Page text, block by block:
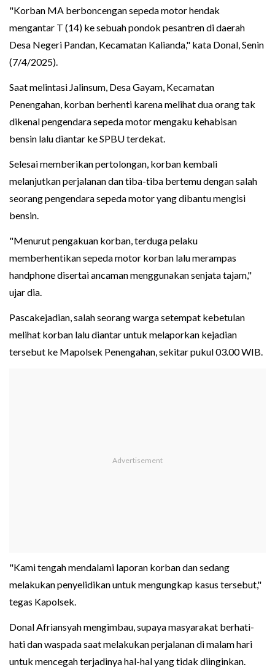
"Korban MA berboncengan sepeda motor hendak
mengantar T (14) ke sebuah pondok pesantren di daerah
Desa Negeri Pandan, Kecamatan Kalianda," kata Donal, Senin
(7/4/2025).
Saat melintasi Jalinsum, Desa Gayam, Kecamatan
Penengahan, korban berhenti karena melihat dua orang tak
dikenal pengendara sepeda motor mengaku kehabisan
bensin lalu diantar ke SPBU terdekat.
Selesai memberikan pertolongan, korban kembali
melanjutkan perjalanan dan tiba-tiba bertemu dengan salah
seorang pengendara sepeda motor yang dibantu mengisi
bensin.
"Menurut pengakuan korban, terduga pelaku
memberhentikan sepeda motor korban lalu merampas
handphone disertai ancaman menggunakan senjata tajam,"
ujar dia.
Pascakejadian, salah seorang warga setempat kebetulan
melihat korban lalu diantar untuk melaporkan kejadian
tersebut ke Mapolsek Penengahan, sekitar pukul 03.00 WIB.
"Kami tengah mendalami laporan korban dan sedang
melakukan penyelidikan untuk mengungkap kasus tersebut,"
tegas Kapolsek.
Donal Afriansyah mengimbau, supaya masyarakat berhati-
hati dan waspada saat melakukan perjalanan di malam hari
untuk mencegah terjadinya hal-hal yang tidak diinginkan.